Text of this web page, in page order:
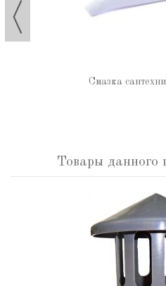
Смазка
Товары данного